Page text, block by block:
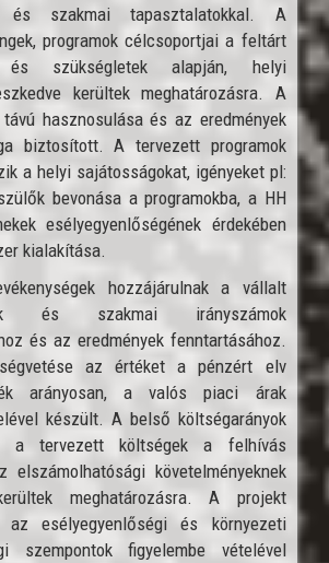
és szakmai tapasztalatokkal. A
programok célcsoportjai a feltárt
és szükségletek alapján, helyi
kerültek meghatározásra. A
hasznosulása és az eredmények
biztosított. A tervezett programok
a helyi sajátosságokat, igényeket pl:
bevonása a programokba, a HH
esélyegyenlőségének érdekében
kialakítása.
hozzájárulnak a vállalt
és szakmai irányszámok
és az eredmények fenntartásához.
az értéket a pénzért elv
arányosan, a valós piaci árak
készült. A belső költségarányok
a tervezett költségek a felhívás
elszámolhatósági követelményeknek
meghatározásra. A projekt
az esélyegyenlőségi és környezeti
szempontok figyelembe vételével